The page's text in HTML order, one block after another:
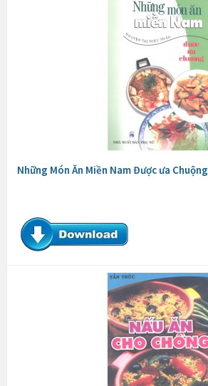
Những Món Ăn Miền Nam Được ưa Chuộng